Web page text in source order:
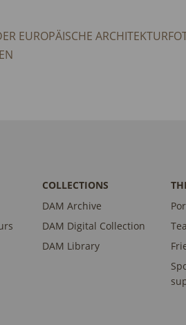
EUROPÄISCHE
COLLECTIONS
DAM Archive
DAM Digital Collection
DAM Library